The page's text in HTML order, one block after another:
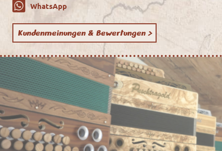
WhatsApp
Kundenmeinungen & Bewertungen >